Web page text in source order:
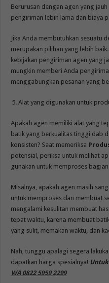
Berurusan dengan agen yang
pengiriman lebih lama dan biaya
Jika Anda membutuhkan sesuatu
merupakan pilihan yang lebih
kebijakan pengiriman agen yang
mungkin memberi Anda
menggabungkan pesanan yang
Alat yang digunakan untuk
Apakah agen memiliki alat yang
batik yang berkualitas tinggi dab
konsisten? Saat memeriksa
potensial, periksa untuk melihat
gunakan untuk memproses
Misalnya, apakah agen masih
untuk memproses dan membuat
mengalami kesulitan membuat
tepat waktu, karena membuat
yang sulit, memakan waktu, dan
Nah, tunggu apalagi segera
dapatkan harga spesialnya!
WA 0822 5959 2299